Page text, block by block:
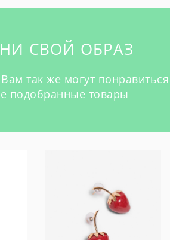
СВОЙ ОБРАЗ
так же могут понравиться
подобранные товары